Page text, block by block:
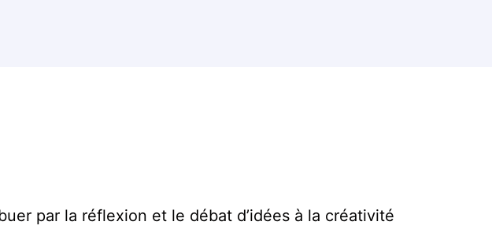
par la réflexion et le débat d’idées à la créativité